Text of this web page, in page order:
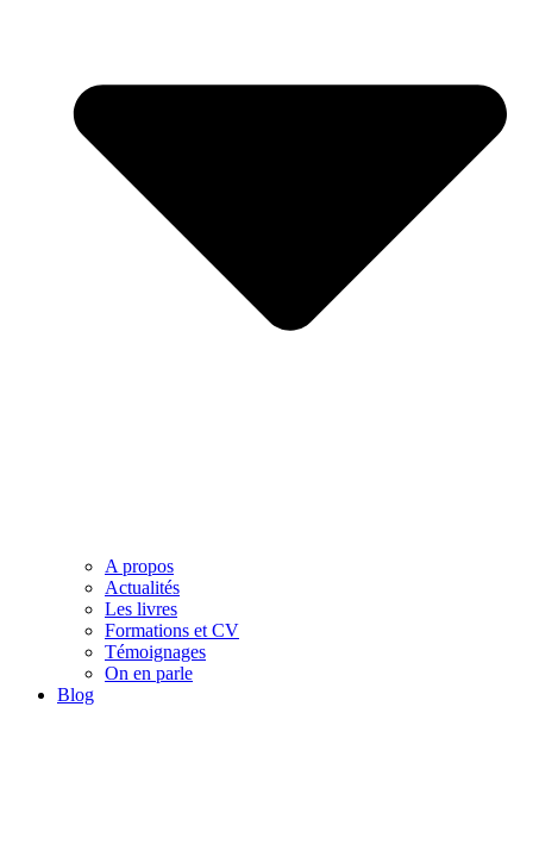
A propos
Actualités
Les livres
Formations et CV
Témoignages
On en parle
Blog